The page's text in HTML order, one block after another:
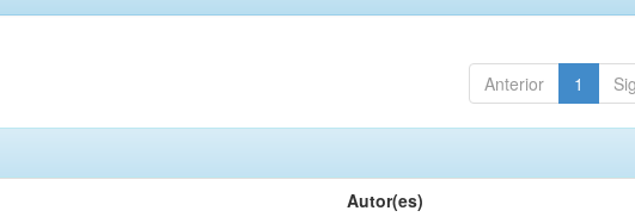
Anterior 1
Autor(es)